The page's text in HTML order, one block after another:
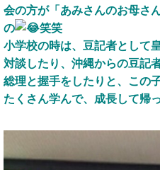
会の方が「あみさんのお母さ
の
笑笑
小学校の時は、豆記者として
対談したり、沖縄からの豆記
総理と握手をしたりと、この
たくさん学んで、成長して帰